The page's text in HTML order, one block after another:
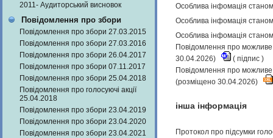
2011- Аудиторський висновок
Повідомлення про збори
Повідомлення про збори 27.03.2015
Повідомлення про збори 27.03.2016
Повідомлення про збори 26.04.2017
Повідомлення про збори 07.11.2017
Повідомлення про збори 25.04.2018
Повідомлення про голосуючі акції
25.04.2018
Повідомлення про збори 23.04.2019
Повідомлення про збори 23.04.2020
Повідомлення про збори 23.04.2021
Особлива інфомація
Особлива інфомація
Особлива інфомація
Повідомлення про можливе
30.04.2026)
( підпис )
Повідомлення про можливе
(розміщено 30.04.2026)
інша інформація
Протокол про підсумки